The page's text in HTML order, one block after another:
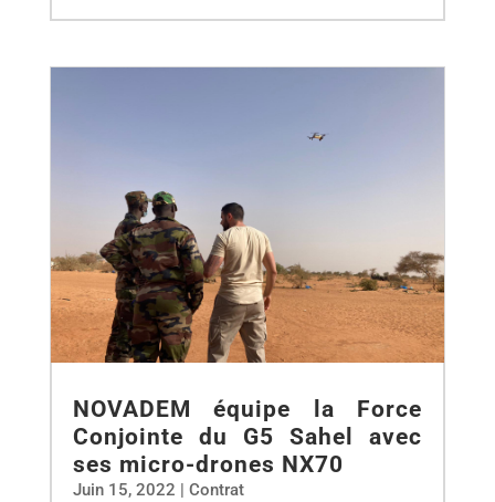
NOVADEM équipe la Force
Conjointe du G5 Sahel avec
ses micro-drones NX70
Juin 15, 2022 | Contrat